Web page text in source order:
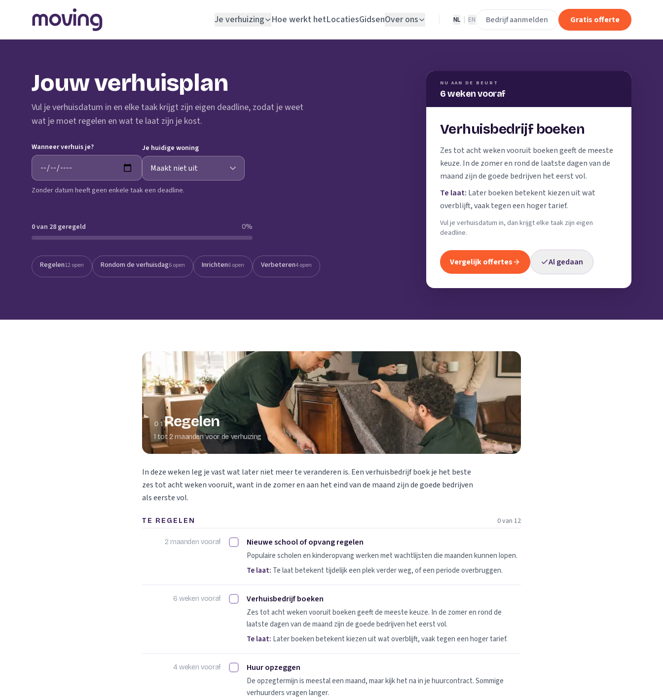
Je verhuizing
Opslagruimte
Schoonmaakbedrijf
Schildersbedrijf
Klusjesman
Loodgieter
Slotenmaker
Hoe werkt hetLocatiesGidsenOver ons NL EN Bedrijf aanmelden Gratis offerte
Jouw verhuisplan
Vul je verhuisdatum in en elke taak krijgt zijn eigen deadline, zodat je weet
wat je moet regelen en wat te laat zijn je kost.
Wanneer verhuis je? Je huidige woning
Zonder datum heeft geen enkele taak een deadline.
NU AAN DE BEURT
6 weken vooraf
Verhuisbedrijf boeken
Zes tot acht weken vooruit boeken geeft de meeste
keuze. In de zomer en rond de laatste dagen van de
maand zijn de goede bedrijven het eerst vol.
Te laat: Later boeken betekent kiezen uit wat
overblijft, vaak tegen een hoger tarief.
Vul je verhuisdatum in, dan krijgt elke taak zijn eigen
deadline.
Vergelijk offertes Al gedaan
0 van 28 geregeld 0%
Regelen12 open Rondom de verhuisdag6 open Inrichten6 open Verbeteren4 open
01Regelen
1 tot 2 maanden voor de verhuizing
In deze weken leg je vast wat later niet meer te veranderen is. Een verhuisbedrijf boek je het beste
zes tot acht weken vooruit, want in de zomer en aan het eind van de maand zijn de goede bedrijven
als eerste vol.
TE REGELEN 0 van 12
2 maanden vooraf Nieuwe school of opvang regelen afvinken
Nieuwe school of opvang regelen
Populaire scholen en kinderopvang werken met wachtlijsten die maanden kunnen lopen.
Te laat: Te laat betekent tijdelijk een plek verder weg, of een periode overbruggen.
6 weken vooraf Verhuisbedrijf boeken afvinken
Verhuisbedrijf boeken
Zes tot acht weken vooruit boeken geeft de meeste keuze. In de zomer en rond de
laatste dagen van de maand zijn de goede bedrijven het eerst vol.
Te laat: Later boeken betekent kiezen uit wat overblijft, vaak tegen een hoger tarief.
4 weken vooraf Huur opzeggen afvinken
Huur opzeggen
De opzegtermijn is meestal een maand, maar kijk het na in je huurcontract. Sommige
verhuurders vragen langer.